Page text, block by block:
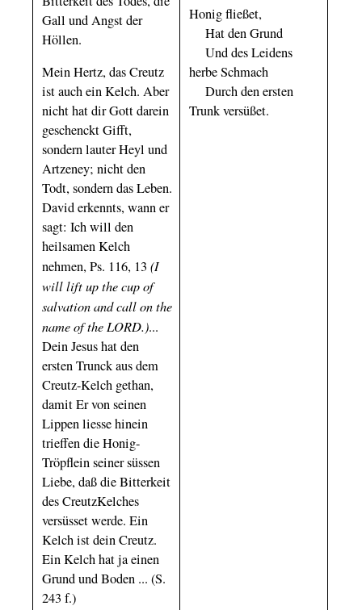
Gall und Angst der
Höllen.
Mein Hertz, das Creutz
ist auch ein Kelch. Aber
nicht hat dir Gott darein
geschenckt Gifft,
sondern lauter Heyl und
Artzeney; nicht den
Todt, sondern das Leben.
David erkennts, wann er
sagt: Ich will den
heilsamen Kelch
nehmen, Ps. 116, 13 (I
will lift up the cup of
salvation and call on the
name of the LORD.)...
Dein Jesus hat den
ersten Trunck aus dem
Creutz-Kelch gethan,
damit Er von seinen
Lippen liesse hinein
trieffen die Honig-
Tröpflein seiner süssen
Liebe, daß die Bitterkeit
des CreutzKelches
versüsset werde. Ein
Kelch ist dein Creutz.
Ein Kelch hat ja einen
Grund und Boden ... (S.
243 f.)
Honig fließet,
Hat den Grund
Und des Leidens
herbe Schmach
Durch den ersten
Trunk versüßet.